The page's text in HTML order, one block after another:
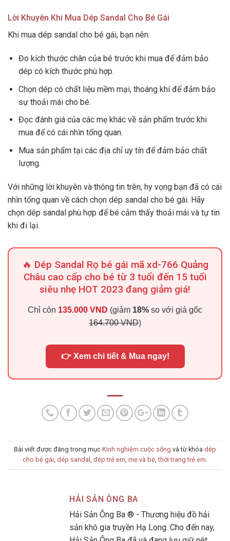
Lời Khuyên Khi Mua Dép Sandal Cho Bé Gái
Khi mua dép sandal cho bé gái, bạn nên:
Đo kích thước chân của bé trước khi mua để đảm bảo
dép có kích thước phù hợp.
Chọn dép có chất liệu mềm mại, thoáng khí để đảm bảo
sự thoải mái cho bé.
Đọc đánh giá của các mẹ khác về sản phẩm trước khi
mua để có cái nhìn tổng quan.
Mua sản phẩm tại các địa chỉ uy tín để đảm bảo chất
lượng.
Với những lời khuyên và thông tin trên, hy vọng bạn đã có cái
nhìn tổng quan về cách chọn dép sandal cho bé gái. Hãy
chọn dép sandal phù hợp để bé cảm thấy thoải mái và tự tin
khi đi lại.
🔥 Dép Sandal Rọ bé gái mã xd-766 Quảng
Châu cao cấp cho bé từ 3 tuổi đến 15 tuổi
siêu nhẹ HOT 2023 đang giảm giá!
Chỉ còn 135.000 VND (giảm 18% so với giá gốc
164.700 VND)
👉 Xem chi tiết & Mua ngay!
Bài viết được đăng trong mục Kinh nghiệm cuộc sống và từ khóa dép
cho bé gái, dép sandal , đép trẻ em, mẹ và bé,thời trang trẻ em.
HẢI SẢN ÔNG BA
Hải Sản Ông Ba ® - Thương hiệu đồ hải
sản khô gia truyền Hạ Long. Cho đến nay,